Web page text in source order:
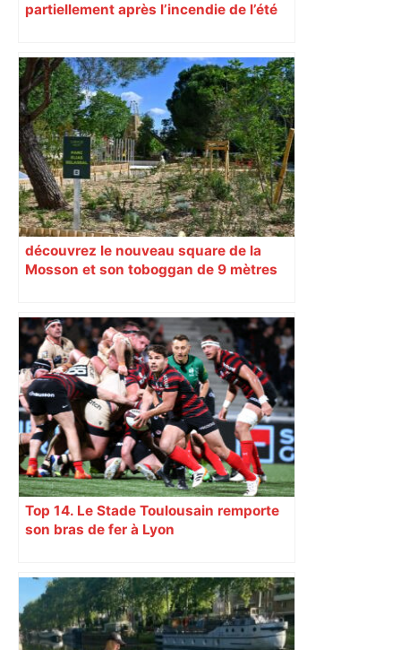
partiellement après l’incendie de l’été
découvrez le nouveau square de la
Mosson et son toboggan de 9 mètres
Top 14. Le Stade Toulousain remporte
son bras de fer à Lyon